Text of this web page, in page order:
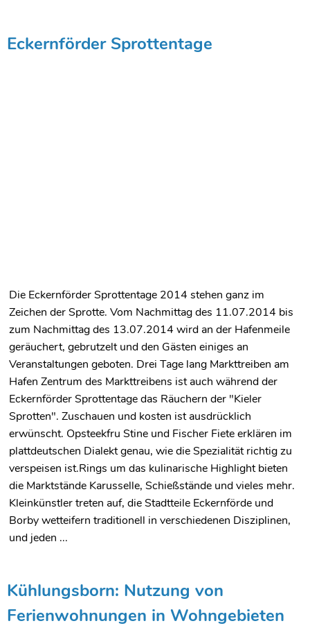
Eckernförder Sprottentage
Die Eckernförder Sprottentage 2014 stehen ganz im
Zeichen der Sprotte. Vom Nachmittag des 11.07.2014 bis
zum Nachmittag des 13.07.2014 wird an der Hafenmeile
geräuchert, gebrutzelt und den Gästen einiges an
Veranstaltungen geboten. Drei Tage lang Markttreiben am
Hafen Zentrum des Markttreibens ist auch während der
Eckernförder Sprottentage das Räuchern der "Kieler
Sprotten". Zuschauen und kosten ist ausdrücklich
erwünscht. Opsteekfru Stine und Fischer Fiete erklären im
plattdeutschen Dialekt genau, wie die Spezialität richtig zu
verspeisen ist.Rings um das kulinarische Highlight bieten
die Marktstände Karusselle, Schießstände und vieles mehr.
Kleinkünstler treten auf, die Stadtteile Eckernförde und
Borby wetteifern traditionell in verschiedenen Disziplinen,
und jeden ...
Kühlungsborn: Nutzung von
Ferienwohnungen in Wohngebieten